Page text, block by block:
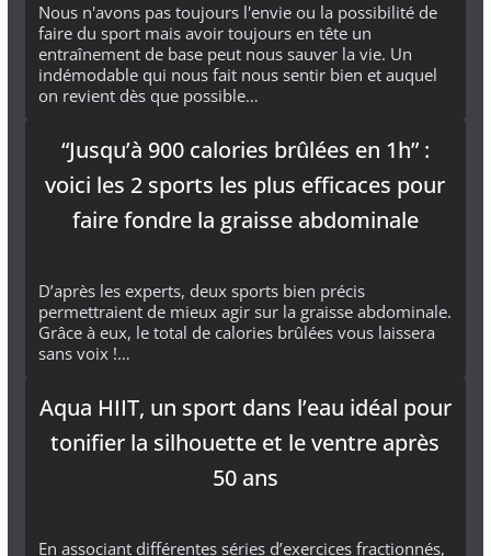
Nous n'avons pas toujours l'envie ou la possibilité de
faire du sport mais avoir toujours en tête un
entraînement de base peut nous sauver la vie. Un
indémodable qui nous fait nous sentir bien et auquel
on revient dès que possible…
“Jusqu’à 900 calories brûlées en 1h” :
voici les 2 sports les plus efficaces pour
faire fondre la graisse abdominale
D’après les experts, deux sports bien précis
permettraient de mieux agir sur la graisse abdominale.
Grâce à eux, le total de calories brûlées vous laissera
sans voix !…
Aqua HIIT, un sport dans l’eau idéal pour
tonifier la silhouette et le ventre après
50 ans
En associant différentes séries d’exercices fractionnés,